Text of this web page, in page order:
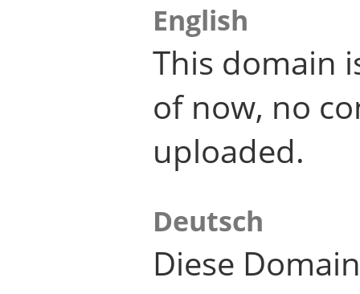
English
This domain
of now, no
uploaded.
Deutsch
Diese